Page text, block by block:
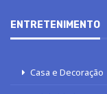
ENTRETENIMENTO
Casa e Decoração